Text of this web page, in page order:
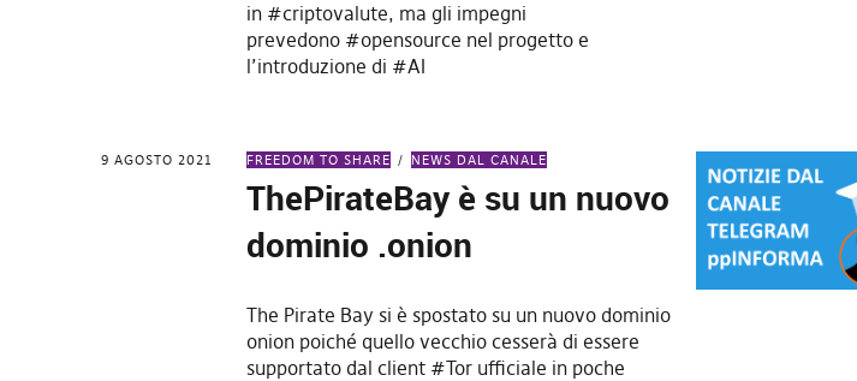
in #criptovalute, ma gli impegni
prevedono #opensource nel progetto e
l’introduzione di #AI
9 AGOSTO 2021 FREEDOM TO SHARE NEWS DAL CANALE
ThePirateBay è su un nuovo
dominio .onion
The Pirate Bay si è spostato su un nuovo dominio
onion poiché quello vecchio cesserà di essere
supportato dal client #Tor ufficiale in poche